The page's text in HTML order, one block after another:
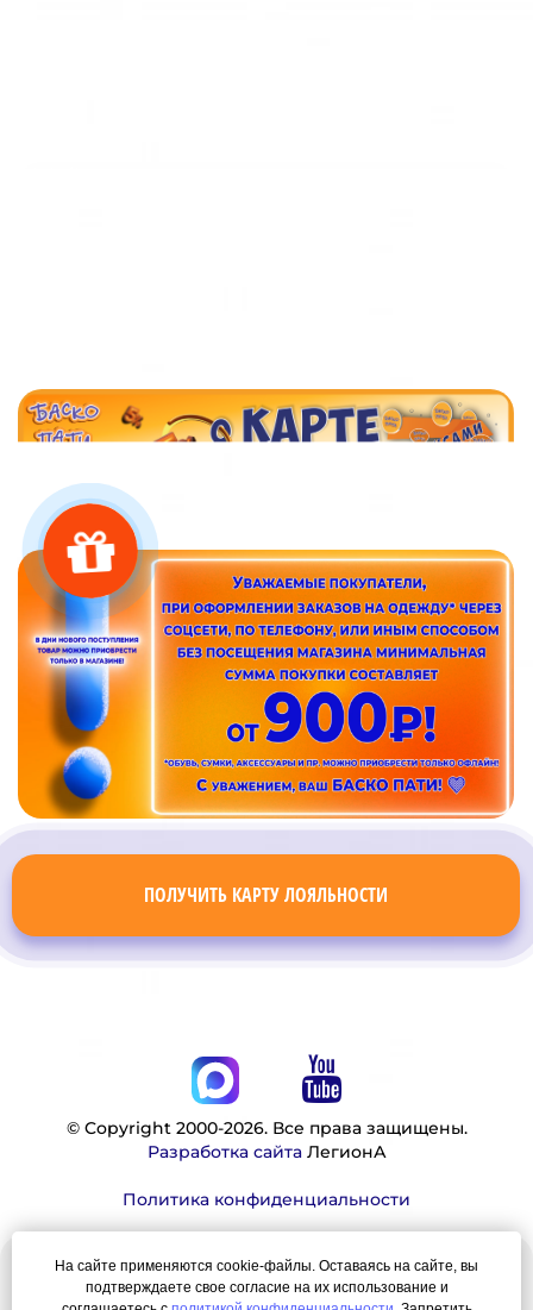
ПОЛУЧИТЬ КАРТУ ЛОЯЛЬНОСТИ
© Copyright 2000-2026. Все права защищены.
Разработка сайтаЛегионА
Политика конфиденциальности
Наша миссия:
На сайте применяются cookie-файлы. Оставаясь на сайте, вы
подтверждаете свое согласие на их использование и